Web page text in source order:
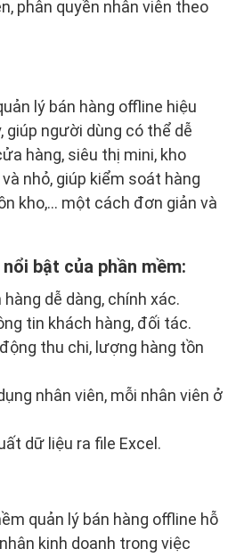
phân quyền nhân viên theo
lý bán hàng offline hiệu
giúp người dùng có thể dễ
hàng, siêu thị mini, kho
nhỏ, giúp kiểm soát hàng
kho,... một cách đơn giản và
bật của phần mềm:
dễ dàng, chính xác.
tin khách hàng, đối tác.
thu chi, lượng hàng tồn
nhân viên, mỗi nhân viên ở
dữ liệu ra file Excel.
quản lý bán hàng offline hỗ
kinh doanh trong việc